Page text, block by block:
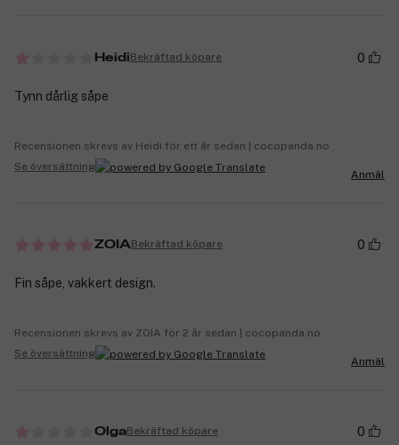
HeidiBekräftad köpare 0
Tynn dårlig såpe
Recensionen skrevs av Heidi för ett år sedan | cocopanda.no
Se översättning
Anmäl
ZOIABekräftad köpare 0
Fin såpe, vakkert design.
Recensionen skrevs av ZOIA för 2 år sedan | cocopanda.no
Se översättning
Anmäl
OlgaBekräftad köpare 0